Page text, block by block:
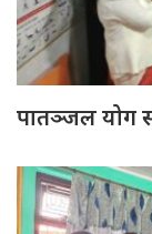
पातञ्जल योग